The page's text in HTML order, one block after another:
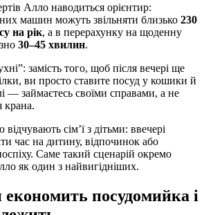
Алло наводиться орієнтир:
машин можуть звільняти близько 230
на рік, а в перерахунку на щоденну
30–45 хвилин.
замість того, щоб після вечері ще
ви просто ставите посуд у кошики й
— займаєтесь своїми справами, а не
крана.
сім’ї з дітьми: ввечері
час на дитину, відпочинок або
Саме такий сценарій окремо
як один з найвигідніших.
посудомийка і